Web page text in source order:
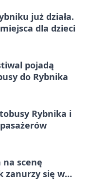
już działa.
dla dzieci
pojadą
do Rybnika
Rybnika i
na scenę
zanurzy się w